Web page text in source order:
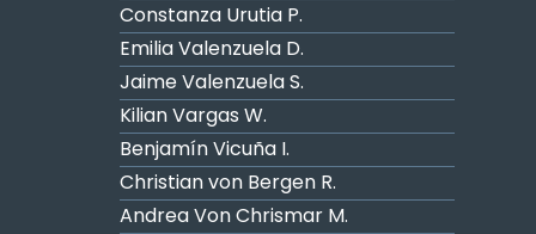
Constanza Urutia P.
Emilia Valenzuela D.
Jaime Valenzuela S.
Kilian Vargas W.
Benjamín Vicuña I.
Christian von Bergen R.
Andrea Von Chrismar M.